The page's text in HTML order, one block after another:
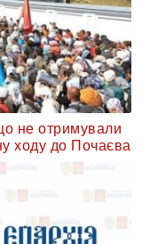
не отримували
ходу до Почаєва